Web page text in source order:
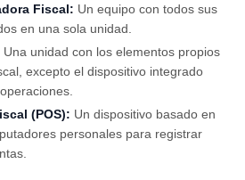
Fiscal: Un equipo con todos sus
en una sola unidad.
Una unidad con los elementos propios
excepto el dispositivo integrado
(POS): Un dispositivo basado en
personales para registrar